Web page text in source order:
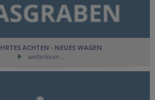
ACHTEN - NEUES WAGEN
weiterlesen ...